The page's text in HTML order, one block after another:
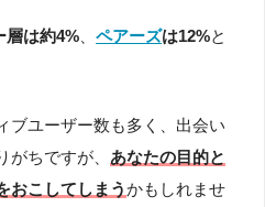
層は約4% 、ペアーズは12%と
ブユーザー数も多く、出会い
がちですが、 あなたの目的と
おこしてしまうかもしれませ